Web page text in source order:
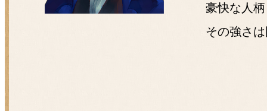
豪快な人
その強さ